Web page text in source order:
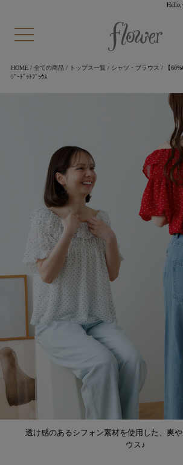
Hello,
HOME/ 全ての商品/ トップス一覧 / シャツ・ブラウス / 【
ｼﾞｰﾄﾞｯﾄﾌﾞﾗｳｽ
透け感のあるシフォン素材を使用した、爽
ウス♪